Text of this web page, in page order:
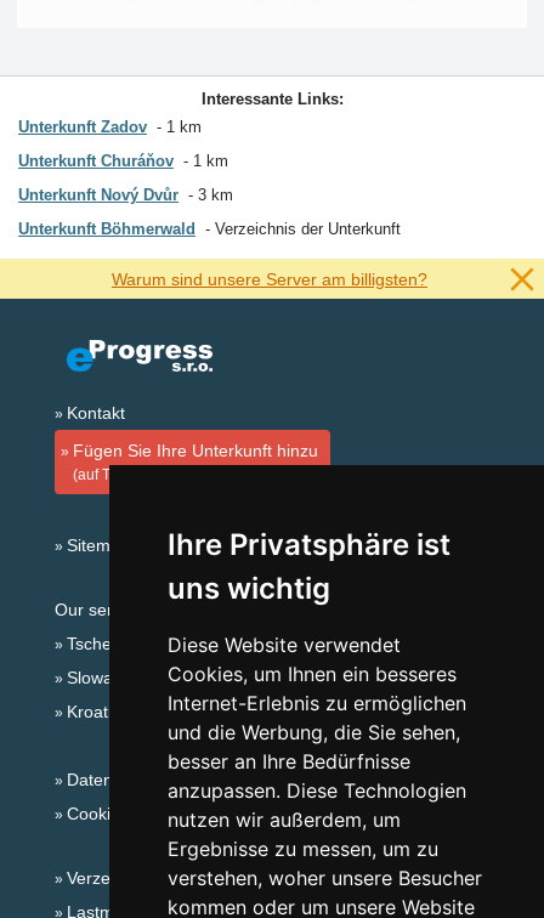
Ihre Privatsphäre ist
uns wichtig
Diese Website verwendet
Cookies, um Ihnen ein besseres
Internet-Erlebnis zu ermöglichen
und die Werbung, die Sie sehen,
besser an Ihre Bedürfnisse
anzupassen. Diese Technologien
nutzen wir außerdem, um
Ergebnisse zu messen, um zu
verstehen, woher unsere Besucher
kommen oder um unsere Website
Interessante Links:
Unterkunft Zadov
1 km
Unterkunft Churáňov
1 km
Unterkunft Nový Dvůr
3 km
Unterkunft Böhmerwald
Verzeichnis der Unterkunft
Warum sind unsere Server am billigsten?
Kontakt
Fügen Sie Ihre Unterkunft hinzu
(auf Tschechisch)
Sitemap
Our servers:
Tschechische Gebirge
Slowakische Gebirge
Kroatien
Datenschutz
Cookies
Verzeichnis der Unterkunft
Lastminute Böhmerwald